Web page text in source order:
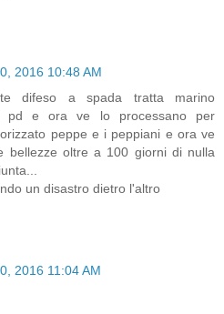
2016 10:48 AM
difeso a spada tratta marino
pd e ora ve lo processano per
peppe e i peppiani e ora ve
bellezze oltre a 100 giorni di nulla
un disastro dietro l'altro
2016 11:04 AM